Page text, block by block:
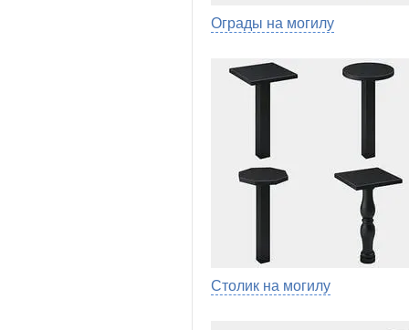
Ограды на могилу
Столик на могилу